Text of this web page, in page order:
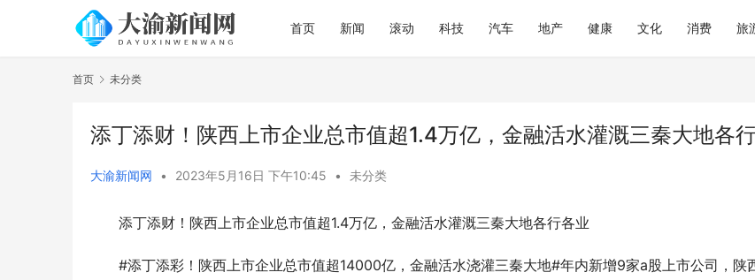
首页 新闻 滚动 科技 汽车 地产 健康 文化 消费 旅
首页 未分类
添丁添财！陕西上市企业总市值超1.4万亿，金融活水灌溉三秦大地各
大渝新闻网 • 2023年5月16日 下午10:45 • 未分类
添丁添财！陕西上市企业总市值超1.4万亿，金融活水灌溉三秦大地各行各业
#添丁添彩！陕西上市企业总市值超14000亿，金融活水浇灌三秦大地#年内新增9家a股上市公司，陕